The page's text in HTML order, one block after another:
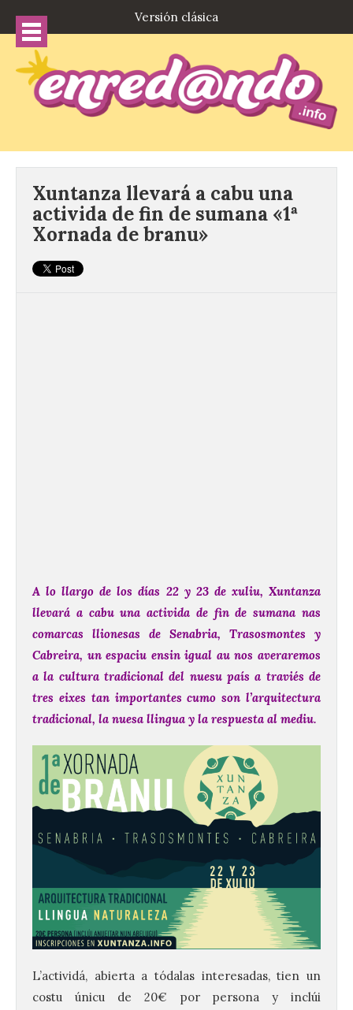
Versión clásica
Xuntanza llevará a cabu una
activida de fin de sumana «1ª
Xornada de branu»
A lo llargo de los días 22 y 23 de xuliu, Xuntanza
llevará a cabu una activida de fin de sumana nas
comarcas llionesas de Senabria, Trasosmontes y
Cabreira, un espaciu ensin igual au nos averaremos
a la cultura tradicional del nuesu país a traviés de
tres eixes tan importantes cumo son l’arquitectura
tradicional, la nuesa llingua y la respuesta al mediu.
L’actividá, abierta a tódalas interesadas, tien un
costu únicu de 20€ por persona y inclúi